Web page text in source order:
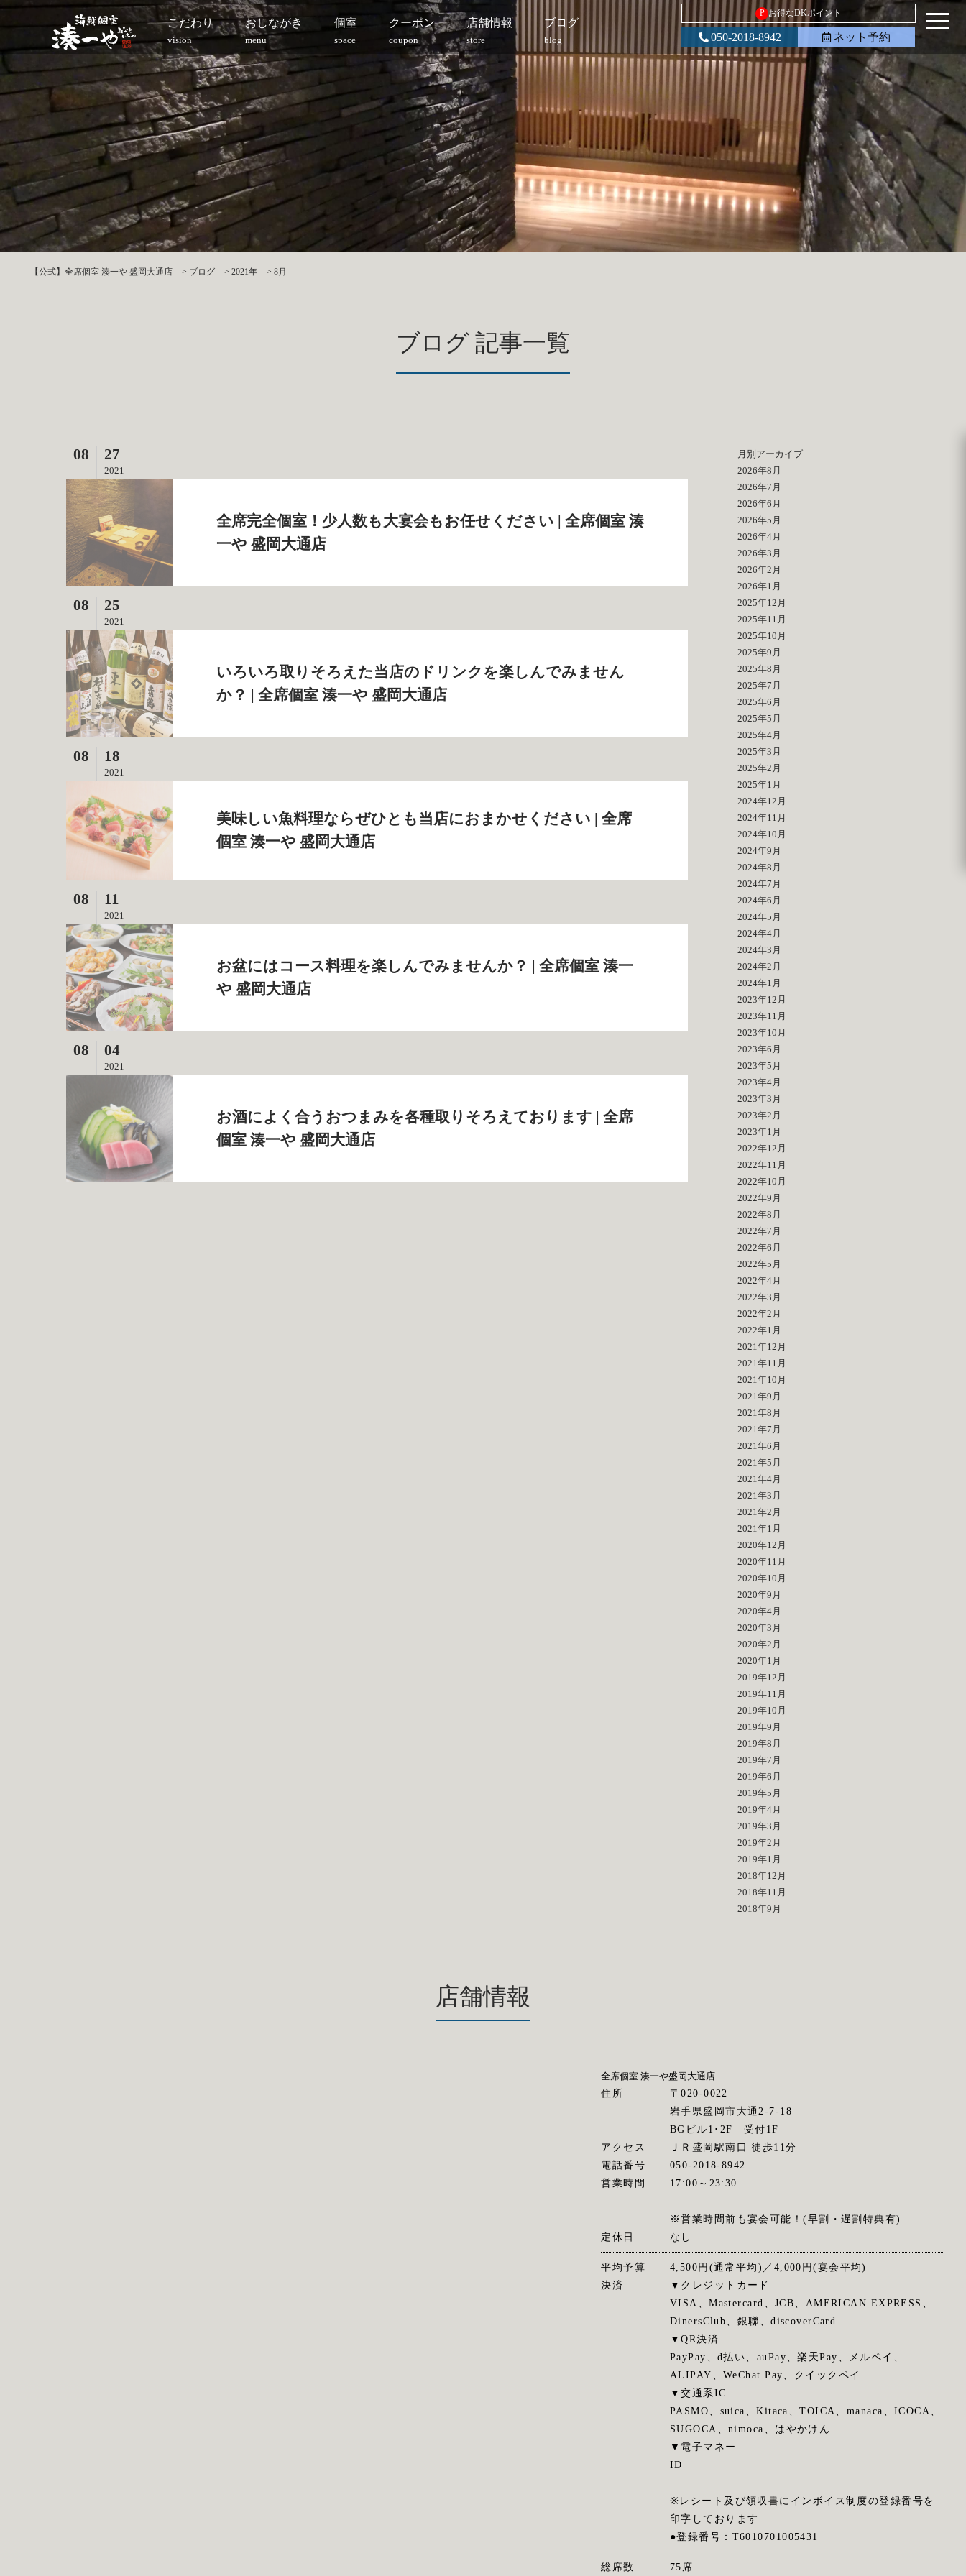
こだわり
vision
おしながき
menu
個室
space
クーポン
coupon
店舗情報
store
ブログ
blog
P お得なDKポイント
050-2018-8942 ネット予約
【公式】全席個室 湊一や 盛岡大通店 > ブログ > 2021年 > 8月
ブログ 記事一覧
08 27
2021
全席完全個室！少人数も大宴会もお任せください | 全席個室 湊
一や 盛岡大通店
08 25
2021
いろいろ取りそろえた当店のドリンクを楽しんでみません
か？ | 全席個室 湊一や 盛岡大通店
08 18
2021
美味しい魚料理ならぜひとも当店におまかせください | 全席
個室 湊一や 盛岡大通店
08 11
2021
お盆にはコース料理を楽しんでみませんか？ | 全席個室 湊一
や 盛岡大通店
08 04
2021
お酒によく合うおつまみを各種取りそろえております | 全席
個室 湊一や 盛岡大通店
月別アーカイブ
2026年8月
2026年7月
2026年6月
2026年5月
2026年4月
2026年3月
2026年2月
2026年1月
2025年12月
2025年11月
2025年10月
2025年9月
2025年8月
2025年7月
2025年6月
2025年5月
2025年4月
2025年3月
2025年2月
2025年1月
2024年12月
2024年11月
2024年10月
2024年9月
2024年8月
2024年7月
2024年6月
2024年5月
2024年4月
2024年3月
2024年2月
2024年1月
2023年12月
2023年11月
2023年10月
2023年6月
2023年5月
2023年4月
2023年3月
2023年2月
2023年1月
2022年12月
2022年11月
2022年10月
2022年9月
2022年8月
2022年7月
2022年6月
2022年5月
2022年4月
2022年3月
2022年2月
2022年1月
2021年12月
2021年11月
2021年10月
2021年9月
2021年8月
2021年7月
2021年6月
2021年5月
2021年4月
2021年3月
2021年2月
2021年1月
2020年12月
2020年11月
2020年10月
2020年9月
2020年4月
2020年3月
2020年2月
2020年1月
2019年12月
2019年11月
2019年10月
2019年9月
2019年8月
2019年7月
2019年6月
2019年5月
2019年4月
2019年3月
2019年2月
2019年1月
2018年12月
2018年11月
2018年9月
店舗情報
全席個室 湊一や盛岡大通店
住所
〒020-0022
岩手県盛岡市大通2-7-18
BGビル1･2F 受付1F
アクセス
ＪＲ盛岡駅南口 徒歩11分
電話番号
050-2018-8942
営業時間
17:00～23:30
※営業時間前も宴会可能！(早割・遅割特典有)
定休日
なし
平均予算
4,500円(通常平均)／4,000円(宴会平均)
決済
▼クレジットカード
VISA、Mastercard、JCB、AMERICAN EXPRESS、
DinersClub、銀聯、discoverCard
▼QR決済
PayPay、d払い、auPay、楽天Pay、メルペイ、
ALIPAY、WeChat Pay、クイックペイ
▼交通系IC
PASMO、suica、Kitaca、TOICA、manaca、ICOCA、
SUGOCA、nimoca、はやかけん
▼電子マネー
ID
※レシート及び領収書にインボイス制度の登録番号を
印字しております
●登録番号：T6010701005431
総席数 75席